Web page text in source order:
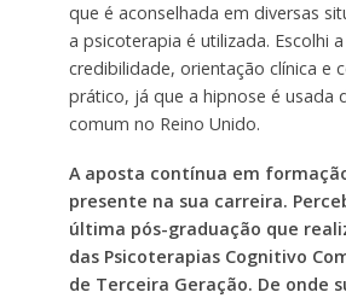
que é aconselhada em diversas
a psicoterapia é utilizada. Escolhi
credibilidade, orientação clínica e
prático, já que a hipnose é usada
comum no Reino Unido.
A aposta contínua em
presente na sua carreira.
última pós-graduação que
das Psicoterapias Cognitivo
de Terceira Geração. De onde